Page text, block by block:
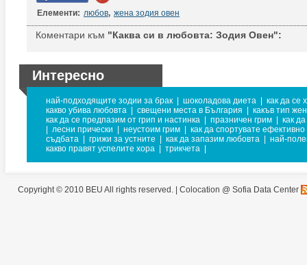
Елементи: любов, жена зодия овен
Коментари към "Каква си в любовта: Зодия Овен":
Интересно
най-подходящите зодии за брак шоколадова диета
как да се
какво убива любовта
свещени места в България
какъв тип
как да се предпазим от грип и настинка
празничен грим
как
лесни прически неустоим грим
как да спортувате ефективно
съдбата
грижи за устните как да запазим любовта
най-
какво правят успелите хора
трикчета
Copyright © 2010 BEU All rights reserved. | Colocation @ Sofia Data Center